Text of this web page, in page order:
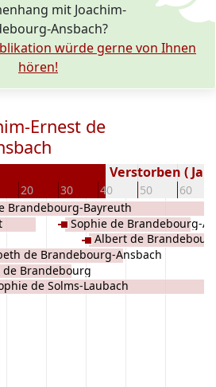
mit Joachim-
Ansbach?
würde gerne von Ihnen
hören!
Ernest de
20 30 40 50 60
Verstorben (
Brandebourg-Bayreuth
Brandebourg
de Brandebourg-Ansbach
de Solms-Laubach
Sophie de Brandebourg-
Albert de